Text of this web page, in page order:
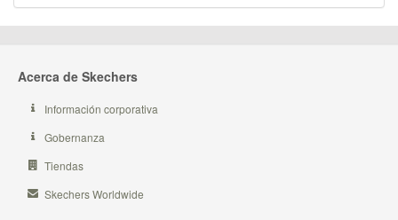
Acerca de Skechers
Información corporativa
Gobernanza
Tiendas
Skechers Worldwide